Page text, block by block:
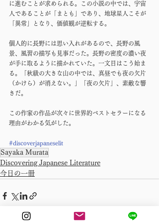
に進むことが求められる。この小説の中では、宇宙
人であることが「まとも」であり、地球星人こそが
「異常」となり、価値観が逆転する。
個人的に長野には思い入れがあるので、長野の風
景、風習の描写も見事だった。長野の密度の濃い夜
が手に取るように描かれていた。一文目はこう始ま
る。「秋級の大きな山の中では、真昼でも夜の欠片
（かけら）が消えない。」「夜の欠片」、素敵な響
きだ。
この作家の作品が次々に世界的ベストセラーになる
理由がわかる気がした。
#discoverjapaneselit
Sayaka Murata
Discovering Japanese Literature
今日の一冊